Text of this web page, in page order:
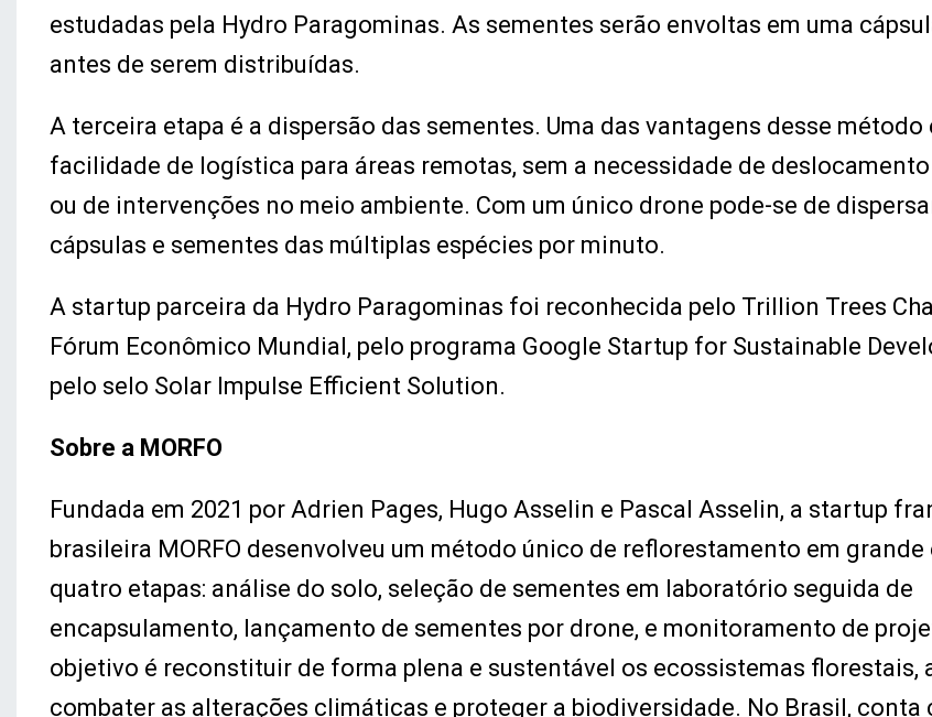
estudadas pela Hydro Paragominas. As sementes serão envoltas em uma
antes de serem distribuídas.
A terceira etapa é a dispersão das sementes. Uma das vantagens desse método
facilidade de logística para áreas remotas, sem a necessidade de
ou de intervenções no meio ambiente. Com um único drone pode-se de
cápsulas e sementes das múltiplas espécies por minuto.
A startup parceira da Hydro Paragominas foi reconhecida pelo Trillion Trees
Fórum Econômico Mundial, pelo programa Google Startup for Sustainable
pelo selo Solar Impulse Efficient Solution.
Sobre a MORFO
Fundada em 2021 por Adrien Pages, Hugo Asselin e Pascal Asselin, a startup
brasileira MORFO desenvolveu um método único de reflorestamento em grande
quatro etapas: análise do solo, seleção de sementes em laboratório seguida de
encapsulamento, lançamento de sementes por drone, e monitoramento de
objetivo é reconstituir de forma plena e sustentável os ecossistemas florestais,
combater as alterações climáticas e proteger a biodiversidade. No Brasil, conta